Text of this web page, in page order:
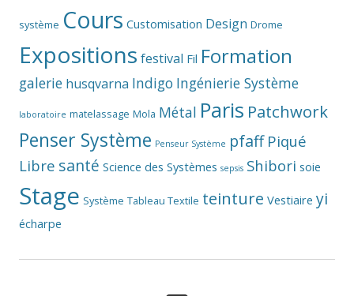
système Cours Customisation Design Drome
Expositions festival Fil Formation
galerie husqvarna Indigo Ingénierie Système
laboratoire matelassage Mola Métal Paris Patchwork
Penser Système Penseur Système pfaff Piqué
Libre santé Science des Systèmes sepsis Shibori soie
Stage Système Tableau Textile teinture Vestiaire yi
écharpe